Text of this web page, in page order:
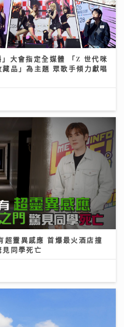
大會指定全媒體 「Z 世代咪
品」為主題 眾歌手傾力獻唱
超靈異感應 首爆最火酒店撞
同學死亡